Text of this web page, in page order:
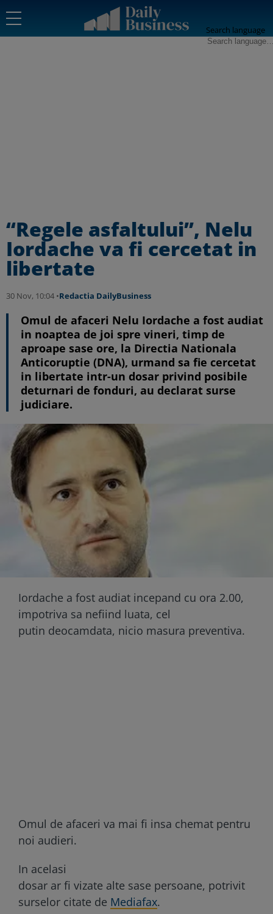
Search language
“Regele asfaltului”, Nelu
Iordache va fi cercetat in
libertate
30 Nov, 10:04 •Redactia DailyBusiness
Omul de afaceri Nelu Iordache a fost audiat
in noaptea de joi spre vineri, timp de
aproape sase ore, la Directia Nationala
Anticoruptie (DNA), urmand sa fie cercetat
in libertate intr-un dosar privind posibile
deturnari de fonduri, au declarat surse
judiciare.
Iordache a fost audiat incepand cu ora 2.00,
impotriva sa nefiind luata, cel
putin deocamdata, nicio masura preventiva.
Omul de afaceri va mai fi insa chemat pentru
noi audieri.
In acelasi
dosar ar fi vizate alte sase persoane, potrivit
surselor citate de Mediafax.